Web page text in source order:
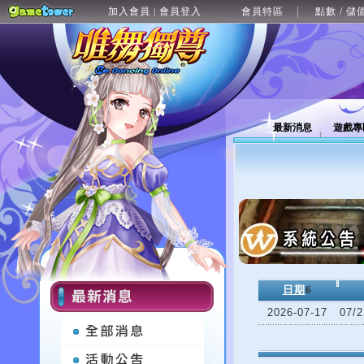
加入會員 | 會員登入 會員特區 點數 / 儲
最新消息 遊戲
日期 6
2026-07-17
07/